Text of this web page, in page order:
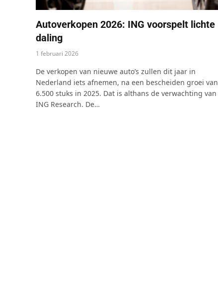
Autoverkopen 2026: ING voorspelt lichte
daling
1 februari 2026
De verkopen van nieuwe auto’s zullen dit jaar in
Nederland iets afnemen, na een bescheiden groei van
6.500 stuks in 2025. Dat is althans de verwachting van
ING Research. De…